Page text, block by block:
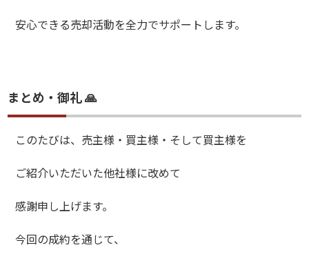
安心できる売却活動を全力でサポートします。
まとめ・御礼 🙏
このたびは、売主様・買主様・そして買主様を
ご紹介いただいた他社様に改めて
感謝申し上げます。
今回の成約を通じて、